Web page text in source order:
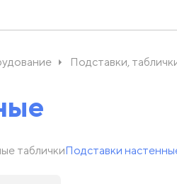
Подставки,
табличкиПодставки